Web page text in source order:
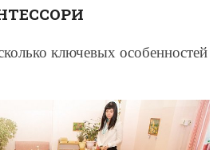
ключевых особенностей